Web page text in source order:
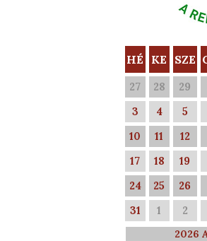
HÉ KE SZE
27 28 29
3
4 5
10
11 12
17
18 19
24
25 26
31
1 2
2026